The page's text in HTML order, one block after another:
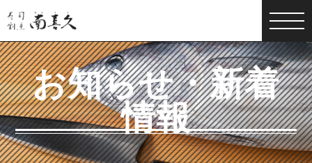
お知らせ・新着
情報